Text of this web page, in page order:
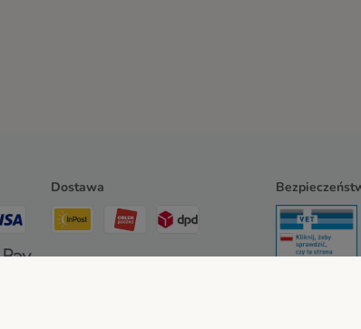
Dostawa